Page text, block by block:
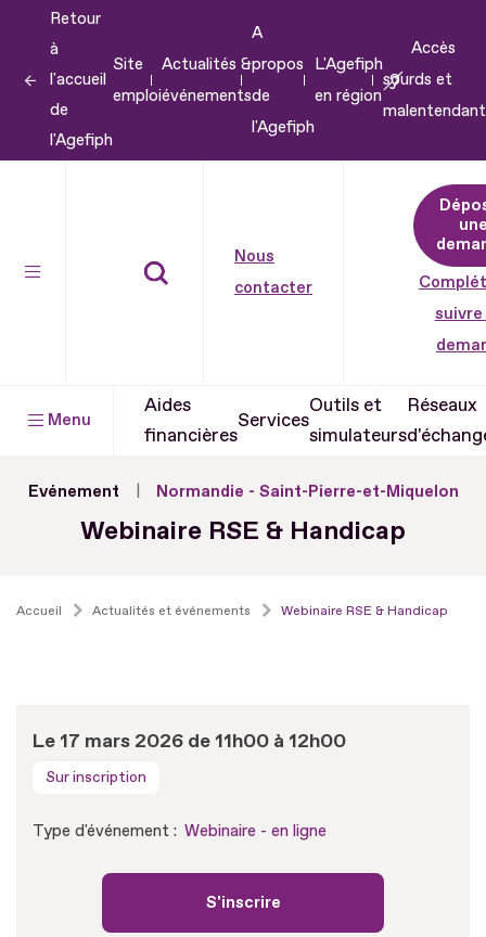
contenu
Retour
à
l'accueil
de
l'Agefiph
Site
emploi
Actualités &
événements
A
propos
de
l'Agefiph
L'Agefiph
en région
Accès
sourds et
Nous
contacter
suivre
Menu
Aides
financières
Services
Outils et
simulateurs
Réseaux
Evénement Normandie - Saint-Pierre-et-Miquelon
Webinaire RSE & Handicap
Accueil Actualités et événements Webinaire RSE & Handicap
Le 17 mars 2026 de 11h00 à 12h00
Sur inscription
Type d'événement : Webinaire - en ligne
S'inscrire